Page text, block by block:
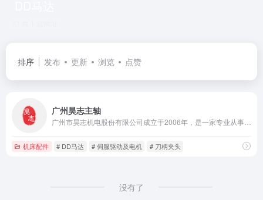
排序 发布 更新 浏览 点赞
广州昊志主轴
机床配件 # DD马达 # 伺服驱动及电机 # 刀柄夹头
没有了